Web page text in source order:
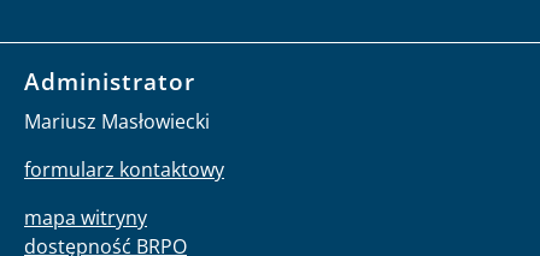
Administrator
Mariusz Masłowiecki
formularz kontaktowy
mapa witryny
dostępność BRPO